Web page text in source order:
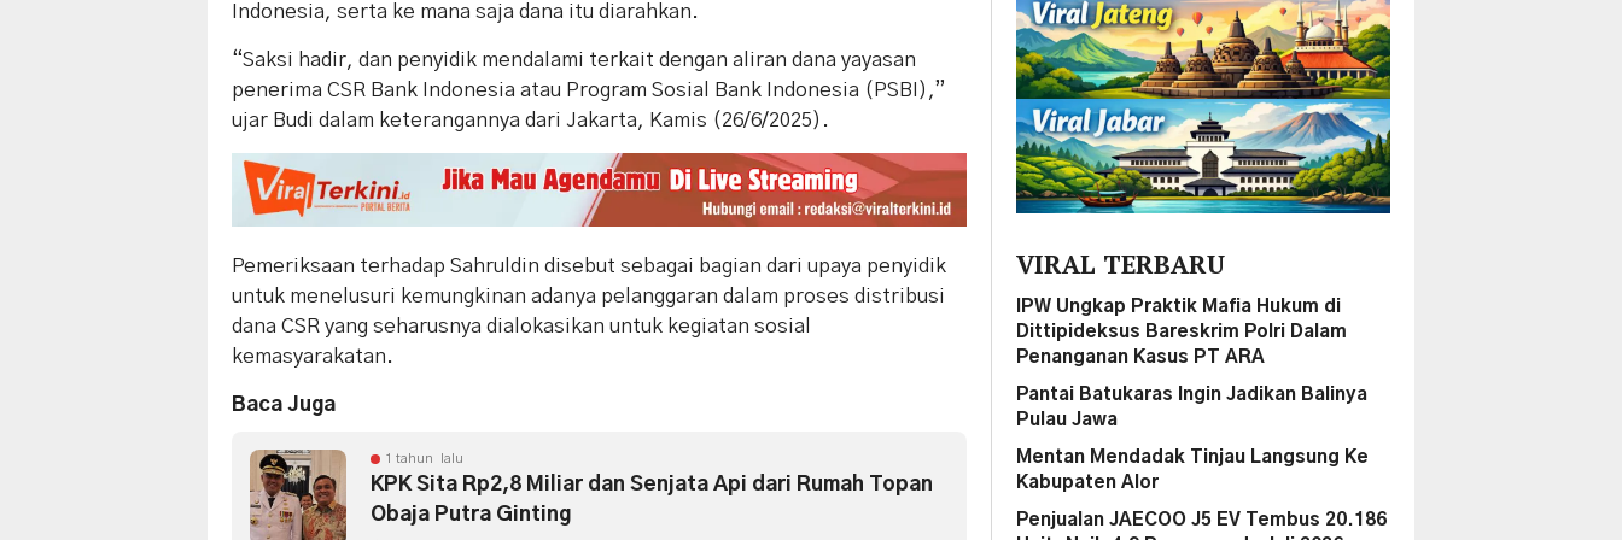
Indonesia, serta ke mana saja dana itu diarahkan.
“Saksi hadir, dan penyidik mendalami terkait dengan aliran dana yayasan
penerima CSR Bank Indonesia atau Program Sosial Bank Indonesia (PSBI),”
ujar Budi dalam keterangannya dari Jakarta, Kamis (26/6/2025).
Pemeriksaan terhadap Sahruldin disebut sebagai bagian dari upaya penyidik
untuk menelusuri kemungkinan adanya pelanggaran dalam proses distribusi
dana CSR yang seharusnya dialokasikan untuk kegiatan sosial
kemasyarakatan.
Baca Juga
1 tahun lalu
KPK Sita Rp2,8 Miliar dan Senjata Api dari Rumah Topan
Obaja Putra Ginting
VIRAL TERBARU
IPW Ungkap Praktik Mafia Hukum di
Dittipideksus Bareskrim Polri Dalam
Penanganan Kasus PT ARA
Pantai Batukaras Ingin Jadikan Balinya
Pulau Jawa
Mentan Mendadak Tinjau Langsung Ke
Kabupaten Alor
Penjualan JAECOO J5 EV Tembus 20.186